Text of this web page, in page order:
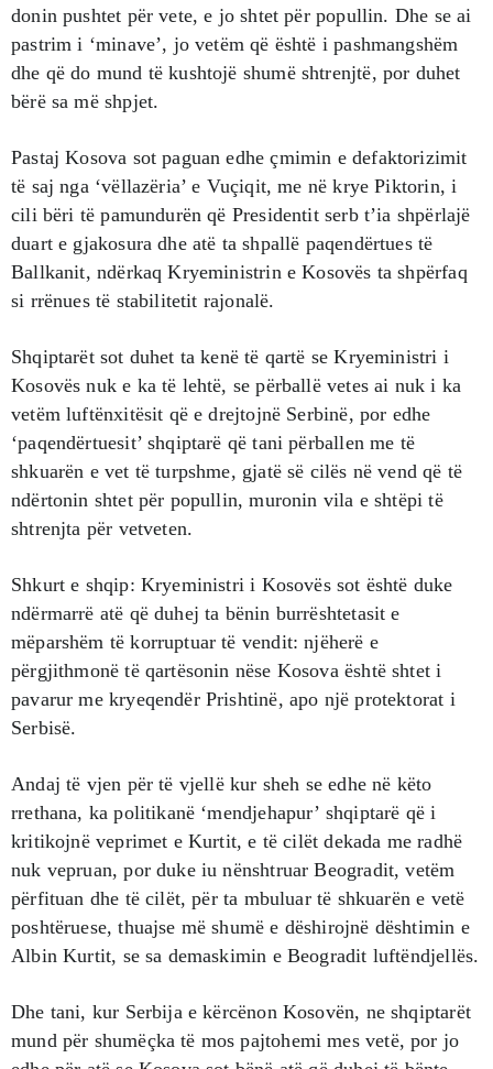
donin pushtet për vete, e jo shtet për popullin. Dhe se ai
pastrim i ‘minave’, jo vetëm që është i pashmangshëm
dhe që do mund të kushtojë shumë shtrenjtë, por duhet
bërë sa më shpjet.
Pastaj Kosova sot paguan edhe çmimin e defaktorizimit
të saj nga ‘vëllazëria’ e Vuçiqit, me në krye Piktorin, i
cili bëri të pamundurën që Presidentit serb t’ia shpërlajë
duart e gjakosura dhe atë ta shpallë paqendërtues të
Ballkanit, ndërkaq Kryeministrin e Kosovës ta shpërfaq
si rrënues të stabilitetit rajonalë.
Shqiptarët sot duhet ta kenë të qartë se Kryeministri i
Kosovës nuk e ka të lehtë, se përballë vetes ai nuk i ka
vetëm luftënxitësit që e drejtojnë Serbinë, por edhe
‘paqendërtuesit’ shqiptarë që tani përballen me të
shkuarën e vet të turpshme, gjatë së cilës në vend që të
ndërtonin shtet për popullin, muronin vila e shtëpi të
shtrenjta për vetveten.
Shkurt e shqip: Kryeministri i Kosovës sot është duke
ndërmarrë atë që duhej ta bënin burrështetasit e
mëparshëm të korruptuar të vendit: njëherë e
përgjithmonë të qartësonin nëse Kosova është shtet i
pavarur me kryeqendër Prishtinë, apo një protektorat i
Serbisë.
Andaj të vjen për të vjellë kur sheh se edhe në këto
rrethana, ka politikanë ‘mendjehapur’ shqiptarë që i
kritikojnë veprimet e Kurtit, e të cilët dekada me radhë
nuk vepruan, por duke iu nënshtruar Beogradit, vetëm
përfituan dhe të cilët, për ta mbuluar të shkuarën e vetë
poshtëruese, thuajse më shumë e dëshirojnë dështimin e
Albin Kurtit, se sa demaskimin e Beogradit luftëndjellës.
Dhe tani, kur Serbija e kërcënon Kosovën, ne shqiptarët
mund për shumëçka të mos pajtohemi mes vetë, por jo